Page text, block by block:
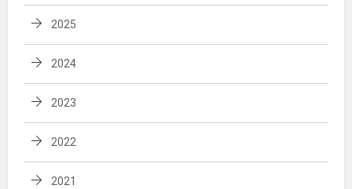
2025
2024
2023
2022
2021